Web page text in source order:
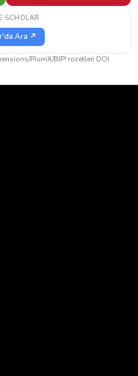
SCHOLAR
Ara ↗
PlumX/BIP! rozetleri DOI